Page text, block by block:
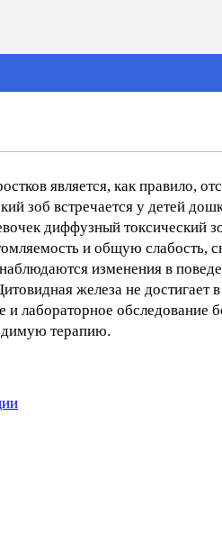
является, как правило,
зоб встречается у детей
диффузный токсический
и общую слабость,
изменения в
железа не достигает
лабораторное обследование
терапию.